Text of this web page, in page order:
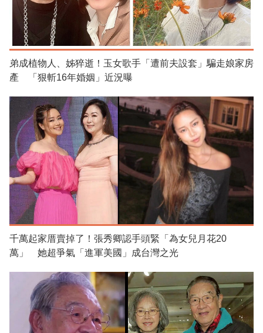
弟成植物人、姊猝逝！玉女歌手「遭前夫設套」騙走娘家房
產 「狠斬16年婚姻」近況曝
千萬起家厝賣掉了！張秀卿認手頭緊「為女兒月花20
萬」 她超爭氣「進軍美國」成台灣之光